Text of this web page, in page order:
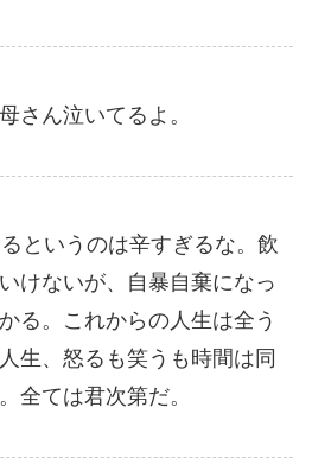
さん泣いてるよ。
というのは辛すぎるな。飲
けないが、自暴自棄になっ
る。これからの人生は全う
生、怒るも笑うも時間は同
全ては君次第だ。